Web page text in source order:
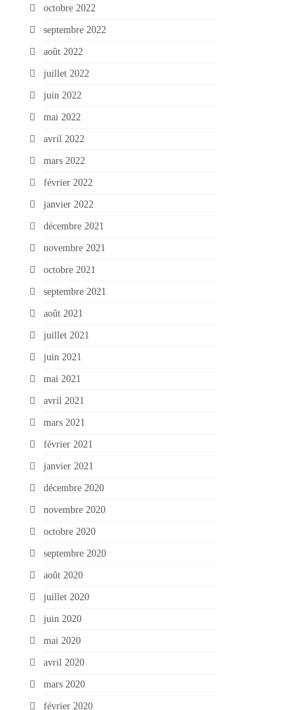
octobre 2022
septembre 2022
août 2022
juillet 2022
juin 2022
mai 2022
avril 2022
mars 2022
février 2022
janvier 2022
décembre 2021
novembre 2021
octobre 2021
septembre 2021
août 2021
juillet 2021
juin 2021
mai 2021
avril 2021
mars 2021
février 2021
janvier 2021
décembre 2020
novembre 2020
octobre 2020
septembre 2020
août 2020
juillet 2020
juin 2020
mai 2020
avril 2020
mars 2020
février 2020